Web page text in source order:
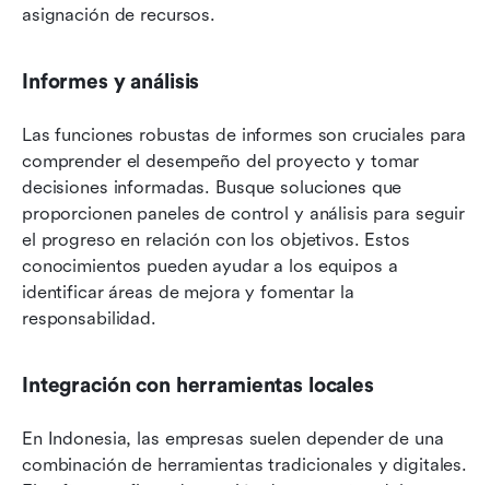
asignación de recursos.
Informes y análisis
Las funciones robustas de informes son cruciales para
comprender el desempeño del proyecto y tomar
decisiones informadas. Busque soluciones que
proporcionen paneles de control y análisis para seguir
el progreso en relación con los objetivos. Estos
conocimientos pueden ayudar a los equipos a
identificar áreas de mejora y fomentar la
responsabilidad.
Integración con herramientas locales
En Indonesia, las empresas suelen depender de una
combinación de herramientas tradicionales y digitales.